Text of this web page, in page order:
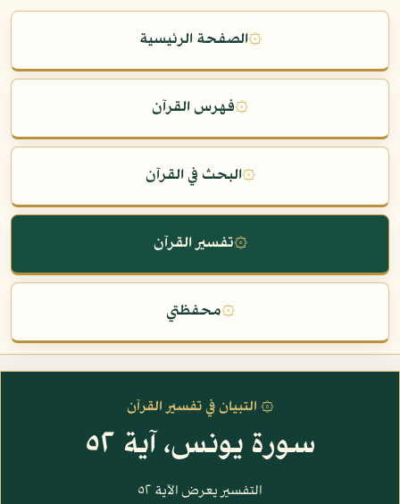
۞الصفحة الرئيسية
۞فهرس القرآن
۞البحث في القرآن
۞تفسير القرآن
۞محفظتي
۞ التبيان في تفسير القرآن
سورة يونس، آية ٥٢
التفسير يعرض الآية ٥٢